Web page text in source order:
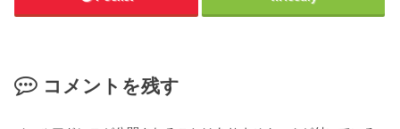
コメントを残す